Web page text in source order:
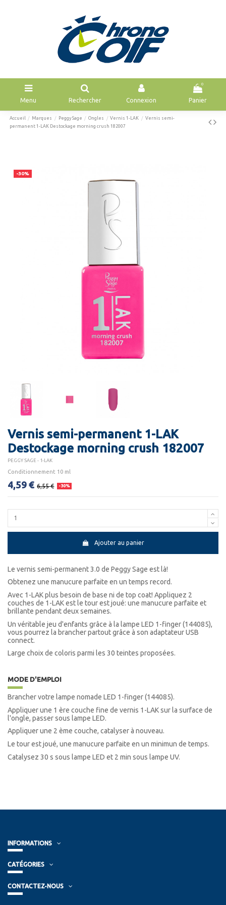
Menu Rechercher Connexion
0
Panier
Accueil Marques Peggy Sage Ongles Vernis 1-LAK
Vernis semi-
permanent 1-LAK Destockage morning crush 182007
-30%
Vernis semi-permanent 1-LAK
Destockage morning crush 182007
PEGGY SAGE - 1-LAK
Conditionnement 10 ml
4,59 € 6,55 € -30%
Ajouter au panier
Le vernis semi-permanent 3.0 de Peggy Sage est là!
Obtenez une manucure parfaite en un temps record.
Avec 1-LAK plus besoin de base ni de top coat! Appliquez 2
couches de 1-LAK est le tour est joué: une manucure parfaite et
brillante pendant deux semaines.
Un véritable jeu d'enfants grâce à la lampe LED 1-finger (144085),
vous pourrez la brancher partout grâce à son adaptateur USB
connect.
Large choix de coloris parmi les 30 teintes proposées.
MODE D'EMPLOI
Brancher votre lampe nomade LED 1-finger (144085).
Appliquer une 1 ère couche fine de vernis 1-LAK sur la surface de
l'ongle, passer sous lampe LED.
Appliquer une 2 ème couche, catalyser à nouveau.
Le tour est joué, une manucure parfaite en un minimun de temps.
Catalysez 30 s sous lampe LED et 2 min sous lampe UV.
INFORMATIONS
CATÉGORIES
CONTACTEZ-NOUS